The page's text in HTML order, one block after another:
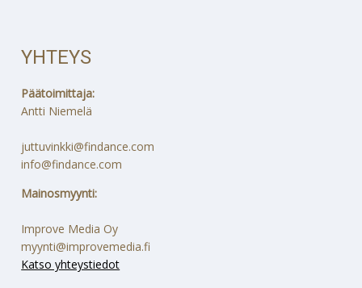
YHTEYS
Päätoimittaja:
Antti Niemelä
juttuvinkki@findance.com
info@findance.com
Mainosmyynti:
Improve Media Oy
myynti@improvemedia.fi
Katso yhteystiedot